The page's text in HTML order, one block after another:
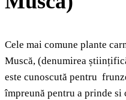
Cele mai comune plante
Muscă, (denumirea
este cunoscută pentru
împreună pentru a prinde si